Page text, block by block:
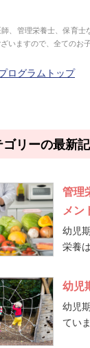
、管理栄養士、保育士
いますので、全てのお
ログラムトップ
ゴリーの最新
管理
メン
幼児
栄養
幼児
幼児
てい